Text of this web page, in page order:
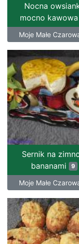
Nocna
mocno kawowa
Moje Małe
Sernik na
bananami 9
Moje Małe